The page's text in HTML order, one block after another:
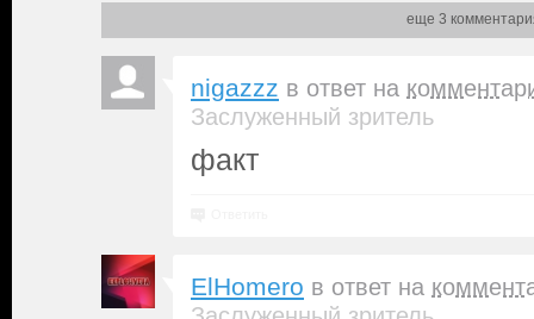
еще 3
nigazzz в ответ на
Заслуженный зритель
факт
ElHomero в ответ на